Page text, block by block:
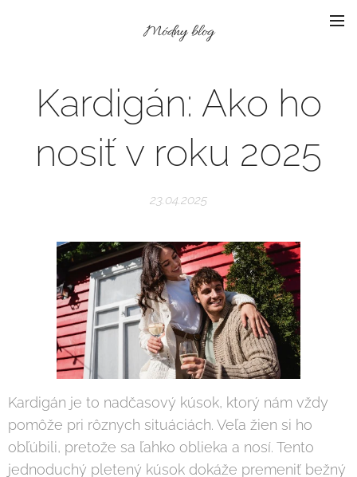
Módny blog
Kardigán: Ako ho
nosiť v roku 2025
23.04.2025
Kardigán je to nadčasový kúsok, ktorý nám vždy
pomôže pri rôznych situáciách. Veľa žien si ho
obľúbili, pretože sa ľahko oblieka a nosí. Tento
jednoduchý pletený kúsok dokáže premeniť bežný